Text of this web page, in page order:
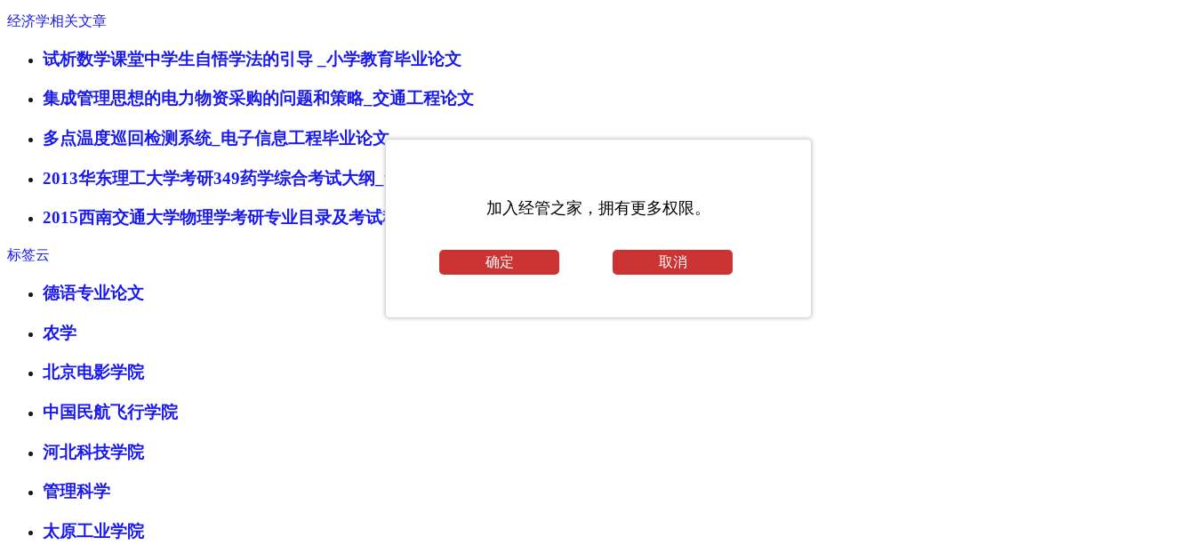
经济学相关文章
试析数学课堂中学生自悟学法的引导 _小学教育毕业论文
集成管理思想的电力物资采购的问题和策略_交通工程论文
多点温度巡回检测系统_电子信息工程毕业论文
2013华东理工大学考研349药学综合考试大纲_华东理工大学考研网
2015西南交通大学物理学考研专业目录及考试科目_西南交通大学考研网
标签云
德语专业论文
农学
北京电影学院
中国民航飞行学院
河北科技学院
管理科学
太原工业学院
加入经管之家，拥有更多权限。
确定 取消